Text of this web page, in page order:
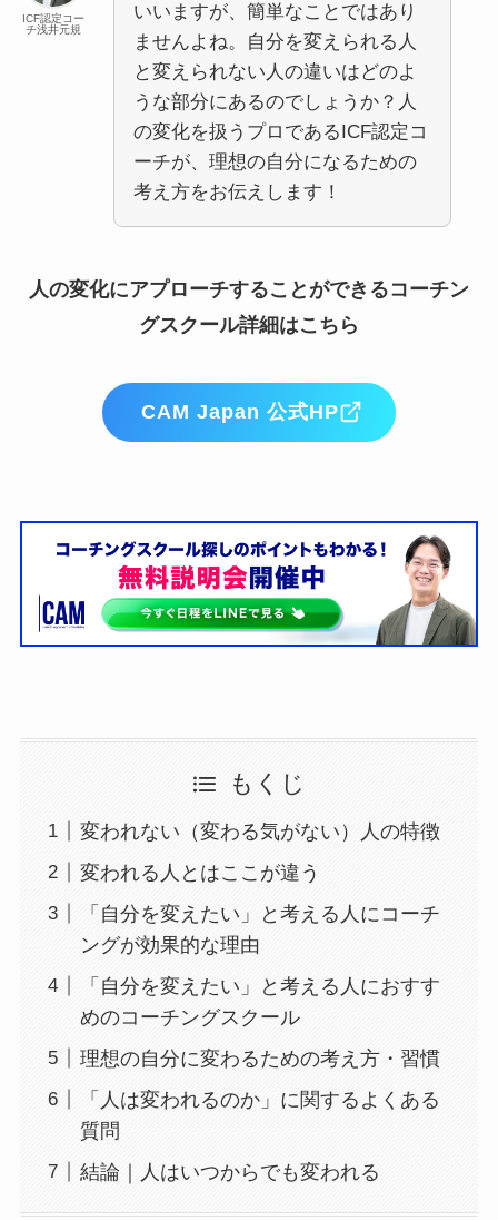
ICF認定コー
チ浅井元規
いいますが、簡単なことではあり
ませんよね。自分を変えられる人
と変えられない人の違いはどのよ
うな部分にあるのでしょうか？人
の変化を扱うプロであるICF認定コ
ーチが、理想の自分になるための
考え方をお伝えします！
人の変化にアプローチすることができるコーチン
グスクール詳細はこちら
CAM Japan 公式HP
もくじ
変われない（変わる気がない）人の特徴
変われる人とはここが違う
「自分を変えたい」と考える人にコーチ
ングが効果的な理由
「自分を変えたい」と考える人におすす
めのコーチングスクール
理想の自分に変わるための考え方・習慣
「人は変われるのか」に関するよくある
質問
結論｜人はいつからでも変われる